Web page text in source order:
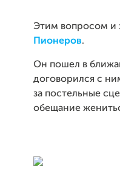
Этим вопросом и
Пионеров.
Он пошел в
договорился с
за постельные
обещание